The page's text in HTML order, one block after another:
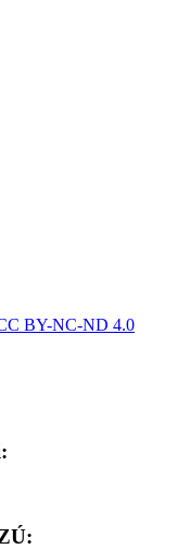
BY-NC-ND 4.0